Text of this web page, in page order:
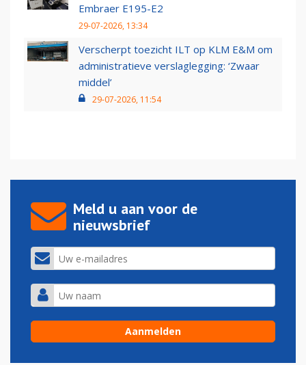
Embraer E195-E2
29-07-2026, 13:34
Verscherpt toezicht ILT op KLM E&M om
administratieve verslaglegging: ‘Zwaar
middel’
29-07-2026, 11:54
Meld u aan voor de
nieuwsbrief